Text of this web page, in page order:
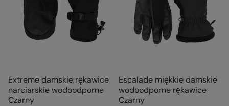
Extreme damskie rękawice
narciarskie wodoodporne
Czarny
Escalade miękkie damskie
wodoodporne rękawice
Czarny